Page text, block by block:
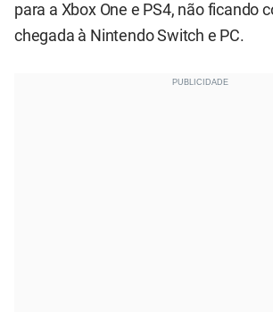
para a Xbox One e PS4, não ficando
chegada à Nintendo Switch e PC.